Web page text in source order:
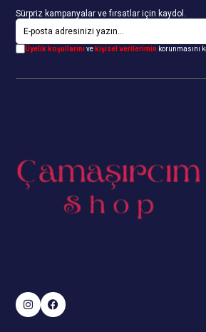
Sürpriz kampanyalar ve fırsatlar için kaydol.
Üyelik koşullarınıve kişisel verilerimin korunmasını